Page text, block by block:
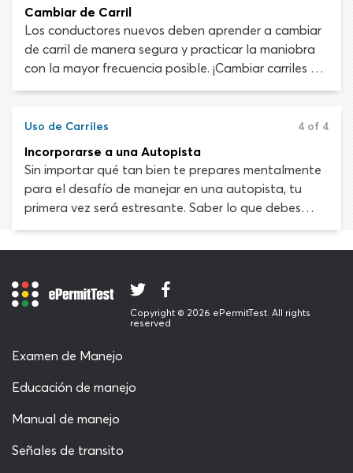
Cambiar de Carril
Los conductores nuevos deben aprender a cambiar
de carril de manera segura y practicar la maniobra
con la mayor frecuencia posible. ¡Cambiar carriles de
calificación por un cambio de carril inseguro en el
licencia.
Uso de Carriles 4 of 4
Incorporarse a una Autopista
Sin importar qué tan bien te prepares mentalmente
para el desafío de manejar en una autopista, tu
primera vez será estresante. Saber lo que debes
automovilistas que viajan a gran velocidad es
intimidante pero te adaptarás rápidamente con
práctica regular y la guía de tu instructor.
una autopista e incorporarte al tráfico de forma
Copyright © 2026 ePermitTest. All rights
reserved
Examen de Manejo
Educación de manejo
Manual de manejo
Señales de transito